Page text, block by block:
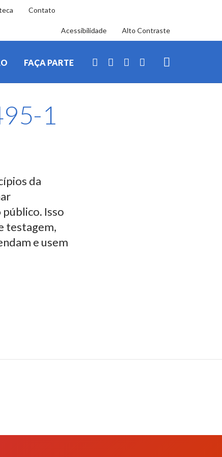
Contato
Acessibilidade Alto Contraste
FAÇA PARTE
nos
nas
FACEBOOK
INSTAGRAM
YOUTUBE
LINKEDIN
BUSCA
1
da
Isso
testagem,
e usem